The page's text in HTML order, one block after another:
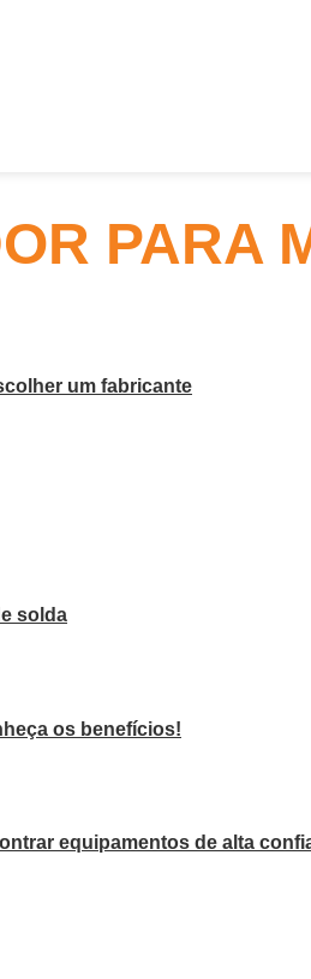
PARA
um fabricante
solda
os benefícios!
equipamentos de alta